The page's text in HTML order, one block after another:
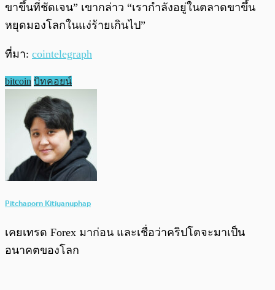
ขาขึ้นที่ชัดเจน” เขากล่าว “เรากำลังอยู่ในตลาดขาขึ้น
หยุดมองโลกในแง่ร้ายเกินไป”
ที่มา: cointelegraph
bitcoin บิทคอยน์
Pitchaporn Kitiyanuphap
เคยเทรด Forex มาก่อน และเชื่อว่าคริปโตจะมาเป็น
อนาคตของโลก